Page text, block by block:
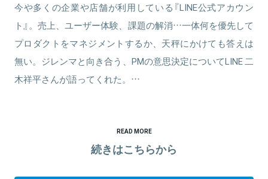
今や多くの企業や店舗が利用している『LINE公式アカウン
ト』。売上、ユーザー体験、課題の解消…一体何を優先して
プロダクトをマネジメントするか、天秤にかけても答えは
無い。ジレンマと向き合う、PMの意思決定についてLINE 二
木祥平さんが語ってくれた。…
READ MORE
続きはこちらから